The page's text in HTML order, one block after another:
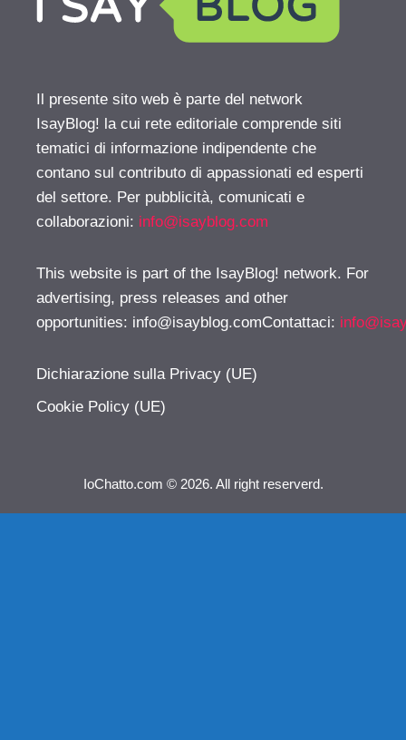
Il presente sito web è parte del network
IsayBlog! la cui rete editoriale comprende siti
tematici di informazione indipendente che
contano sul contributo di appassionati ed esperti
del settore. Per pubblicità, comunicati e
collaborazioni: info@isayblog.com
This website is part of the IsayBlog! network. For
advertising, press releases and other
opportunities: info@isayblog.comContattaci:
Dichiarazione sulla Privacy (UE)
Cookie Policy (UE)
IoChatto.com © 2026. All right reserverd.